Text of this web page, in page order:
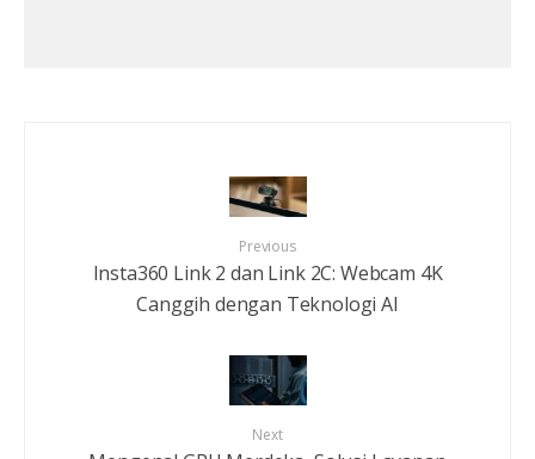
Previous
Insta360 Link 2 dan Link 2C: Webcam 4K
Canggih dengan Teknologi AI
Next